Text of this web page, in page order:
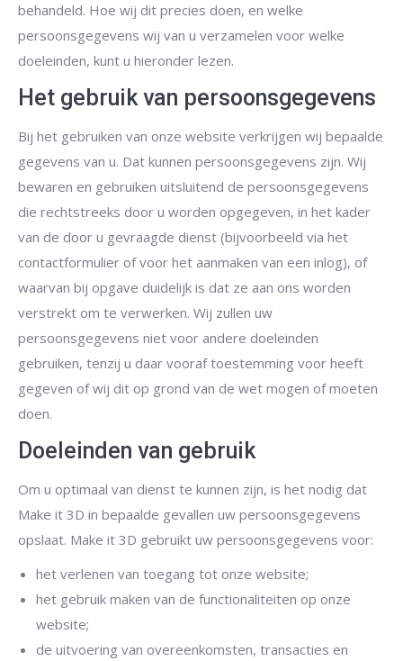
behandeld. Hoe wij dit precies doen, en welke
persoonsgegevens wij van u verzamelen voor welke
doeleinden, kunt u hieronder lezen.
Het gebruik van persoonsgegevens
Bij het gebruiken van onze website verkrijgen wij bepaalde
gegevens van u. Dat kunnen persoonsgegevens zijn. Wij
bewaren en gebruiken uitsluitend de persoonsgegevens
die rechtstreeks door u worden opgegeven, in het kader
van de door u gevraagde dienst (bijvoorbeeld via het
contactformulier of voor het aanmaken van een inlog), of
waarvan bij opgave duidelijk is dat ze aan ons worden
verstrekt om te verwerken. Wij zullen uw
persoonsgegevens niet voor andere doeleinden
gebruiken, tenzij u daar vooraf toestemming voor heeft
gegeven of wij dit op grond van de wet mogen of moeten
doen.
Doeleinden van gebruik
Om u optimaal van dienst te kunnen zijn, is het nodig dat
Make it 3D in bepaalde gevallen uw persoonsgegevens
opslaat. Make it 3D gebruikt uw persoonsgegevens voor:
het verlenen van toegang tot onze website;
het gebruik maken van de functionaliteiten op onze
website;
de uitvoering van overeenkomsten, transacties en